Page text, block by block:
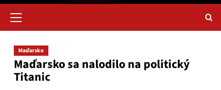
Menu
Maďarsko
Maďarsko sa nalodilo na politický
Titanic